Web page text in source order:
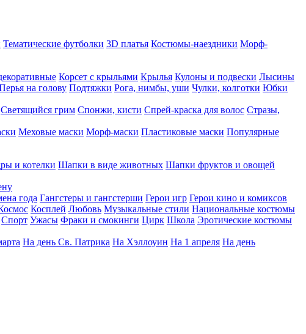
Тематические футболки 3D платья Костюмы-наездники Морф-
Корсет с крыльями Крылья Кулоны и подвески Лысины
на голову Подтяжки Рога, нимбы, уши Чулки, колготки Юбки
Светящийся грим Спонжи, кисти Спрей-краска для волос Стразы,
Меховые маски Морф-маски Пластиковые маски Популярные
и котелки Шапки в виде животных Шапки фруктов и овощей
года Гангстеры и гангстерши Герои игр Герои кино и комиксов
Косплей Любовь Музыкальные стили Национальные костюмы
Спорт Ужасы Фраки и смокинги Цирк Школа Эротические костюмы
На день Св. Патрика На Хэллоуин На 1 апреля На день